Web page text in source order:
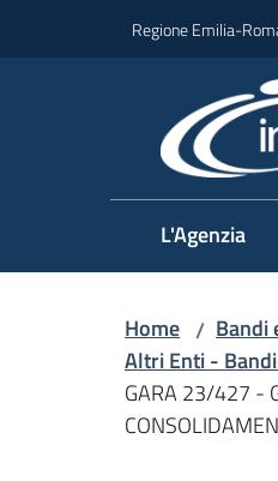
Regione Emilia-
L'Agenzia
Home / Bandi
Altri Enti -
GARA 23/427 -